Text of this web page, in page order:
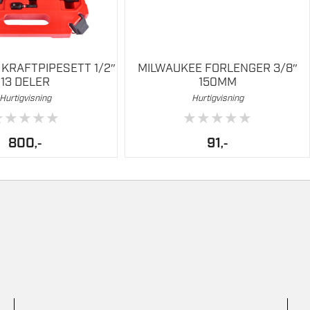
1/2″
13 DELER
★★★★
800,-
MILWAUKEE FORLENGER 3/8″
150MM
Hurtigvisning
★★★★★
91,-